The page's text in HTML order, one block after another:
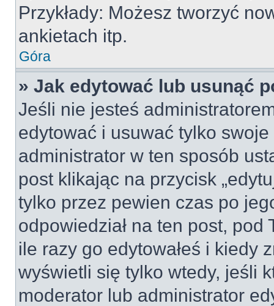
Przykłady: Możesz tworzyć
ankietach itp.
Góra
» Jak edytować lub usunąć
Jeśli nie jesteś
edytować i usuwać tylko
administrator w ten sposób
post klikając na przycisk
tylko przez pewien czas po
odpowiedział na ten post,
ile razy go edytowałeś i kiedy
wyświetli się tylko wtedy, jeśli
moderator lub administrator